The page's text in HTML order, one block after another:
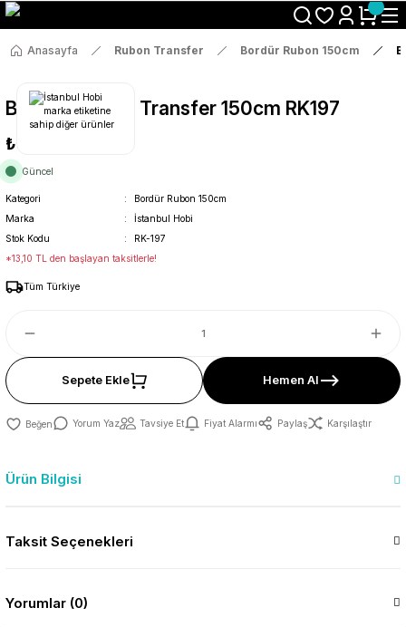
Size Özel "HG10" Koduyla Sepette Hemen %10 İndirimi Kaçırma
Anasayfa Rubon Transfer Bordür Rubon 150cm
Bordür Rub On Transfer 150cm RK197
₺69
Güncel
Kategori
Bordür Rubon 150cm
Marka
İstanbul Hobi
Stok Kodu
RK-197
*13,10 TL den başlayan taksitlerle!
Tüm Türkiye
Sepete Ekle Hemen Al
Yorum Yaz Tavsiye Et Fiyat Alarmı Paylaş Karşılaştır
Ürün Bilgisi
Taksit Seçenekleri
Yorumlar (0)